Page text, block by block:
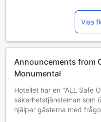
Visa
Announcements from
Monumental
Hotellet har en "ALL Safe
säkerhetstjänsteman som
hjälper gästerna med